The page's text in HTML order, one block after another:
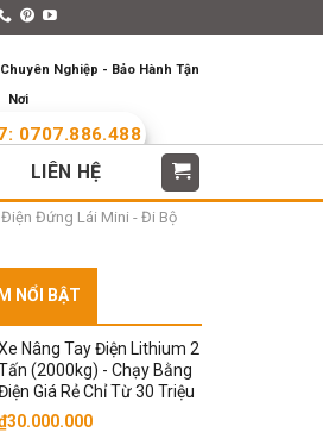
Nghiệp - Bảo Hành Tận
Nơi
0707.886.488
LIÊN HỆ
Đứng Lái Mini - Đi Bộ
NỔI BẬT
Nâng Tay Điện Lithium 2
(2000kg) - Chạy Bằng
Giá Rẻ Chỉ Từ 30 Triệu
30.000.000